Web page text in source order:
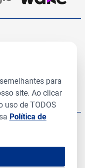
os direitos
0002-77
para
site. Ao clicar
uso de TODOS
Política de